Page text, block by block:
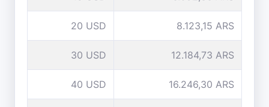
20 USD 8.123,15 ARS
30 USD 12.184,73 ARS
40 USD 16.246,30 ARS